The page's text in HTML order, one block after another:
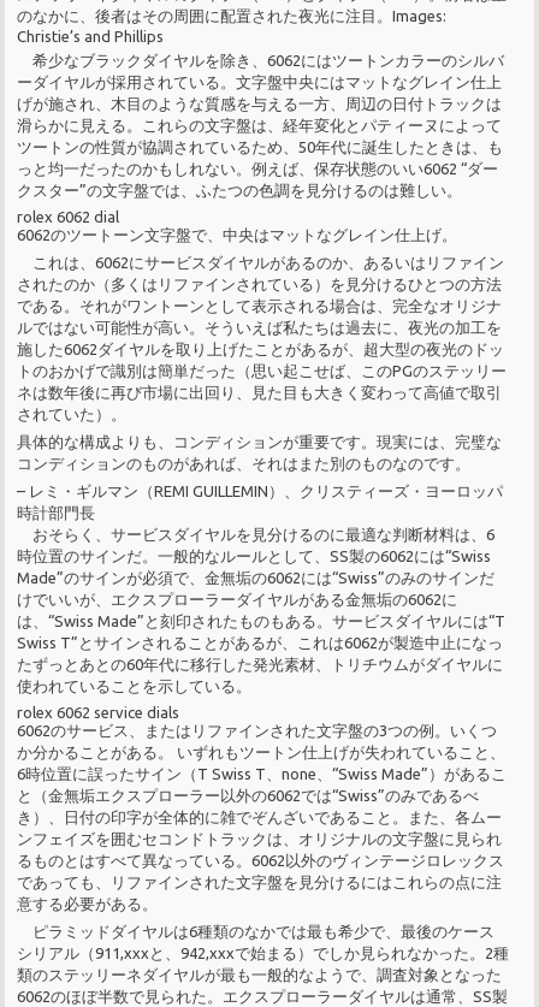
のなかに、後者はその周囲に配置された夜光に注目。Images:
Christie’s and Phillips
希少なブラックダイヤルを除き、6062にはツートンカラーのシルバ
ーダイヤルが採用されている。文字盤中央にはマットなグレイン仕上
げが施され、木目のような質感を与える一方、周辺の日付トラックは
滑らかに見える。これらの文字盤は、経年変化とパティーヌによって
ツートンの性質が協調されているため、50年代に誕生したときは、も
っと均一だったのかもしれない。例えば、保存状態のいい6062 “ダー
クスター”の文字盤では、ふたつの色調を見分けるのは難しい。
rolex 6062 dial
6062のツートーン文字盤で、中央はマットなグレイン仕上げ。
これは、6062にサービスダイヤルがあるのか、あるいはリファイン
されたのか（多くはリファインされている）を見分けるひとつの方法
である。それがワントーンとして表示される場合は、完全なオリジナ
ルではない可能性が高い。そういえば私たちは過去に、夜光の加工を
施した6062ダイヤルを取り上げたことがあるが、超大型の夜光のドッ
トのおかげで識別は簡単だった（思い起こせば、このPGのステッリー
ネは数年後に再び市場に出回り、見た目も大きく変わって高値で取引
されていた）。
具体的な構成よりも、コンディションが重要です。現実には、完璧な
コンディションのものがあれば、それはまた別のものなのです。
– レミ・ギルマン（REMI GUILLEMIN）、クリスティーズ・ヨーロッパ
時計部門長
おそらく、サービスダイヤルを見分けるのに最適な判断材料は、6
時位置のサインだ。一般的なルールとして、SS製の6062には“Swiss
Made”のサインが必須で、金無垢の6062には“Swiss”のみのサインだ
けでいいが、エクスプローラーダイヤルがある金無垢の6062に
は、“Swiss Made”と刻印されたものもある。サービスダイヤルには“T
Swiss T”とサインされることがあるが、これは6062が製造中止になっ
たずっとあとの60年代に移行した発光素材、トリチウムがダイヤルに
使われていることを示している。
rolex 6062 service dials
6062のサービス、またはリファインされた文字盤の3つの例。いくつ
か分かることがある。 いずれもツートン仕上げが失われていること、
6時位置に誤ったサイン（T Swiss T、none、“Swiss Made”）があるこ
と（金無垢エクスプローラー以外の6062では“Swiss”のみであるべ
き）、日付の印字が全体的に雑でぞんざいであること。また、各ムー
ンフェイズを囲むセコンドトラックは、オリジナルの文字盤に見られ
るものとはすべて異なっている。6062以外のヴィンテージロレックス
であっても、リファインされた文字盤を見分けるにはこれらの点に注
意する必要がある。
ピラミッドダイヤルは6種類のなかでは最も希少で、最後のケース
シリアル（911,xxxと、942,xxxで始まる）でしか見られなかった。2種
類のステッリーネダイヤルが最も一般的なようで、調査対象となった
6062のほぼ半数で見られた。エクスプローラーダイヤルは通常、SS製